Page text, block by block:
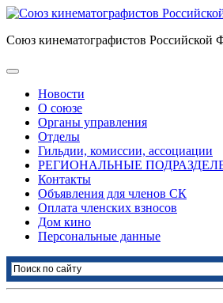
Союз кинематографистов Российской
Новости
О союзе
Органы управления
Отделы
Гильдии, комиссии, ассоциации
РЕГИОНАЛЬНЫЕ
Контакты
Объявления для членов СК
Оплата членских взносов
Дом кино
Персональные данные